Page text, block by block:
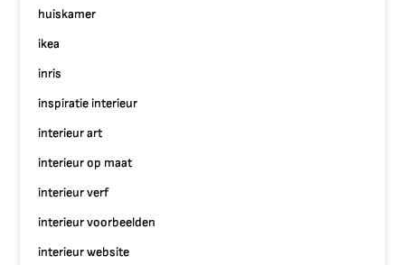
huiskamer
ikea
inris
inspiratie interieur
interieur art
interieur op maat
interieur verf
interieur voorbeelden
interieur website